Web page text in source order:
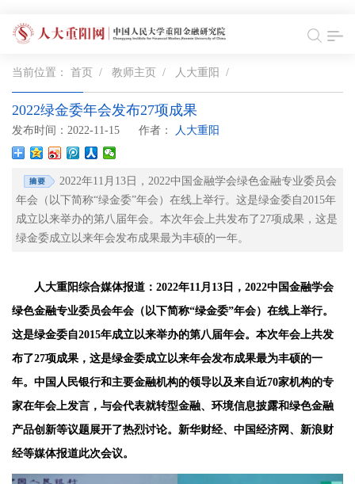
当前位置： 首页 / 教师主页 / 人大重阳 /
2022绿金委年会发布27项成果
发布时间：2022-11-15 作者： 人大重阳
2022年11月13日，2022中国金融学会绿色金融专业委员会
年会（以下简称“绿金委”年会）在线上举行。这是绿金委自2015年
成立以来举办的第八届年会。本次年会上共发布了27项成果，这是
绿金委成立以来年会发布成果最为丰硕的一年。
人大重阳综合媒体报道：2022年11月13日，2022中国金融学会
绿色金融专业委员会年会（以下简称“绿金委”年会）在线上举行。
这是绿金委自2015年成立以来举办的第八届年会。本次年会上共发
布了27项成果，这是绿金委成立以来年会发布成果最为丰硕的一
年。中国人民银行和主要金融机构的领导以及来自近70家机构的专
家在年会上发言，与会代表就转型金融、环境信息披露和绿色金融
产品创新等议题展开了热烈讨论。新华财经、中国经济网、新浪财
经等媒体报道此次会议。